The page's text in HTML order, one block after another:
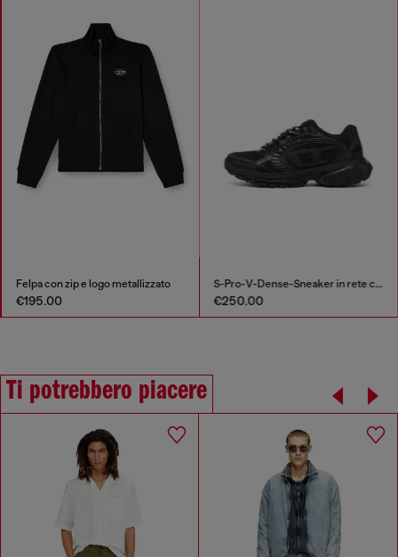
Felpa con zip e logo metallizzato
€195.00
S-Pro-V-Dense-Sneaker in rete con logo Oval D
€250.00
Ti potrebbero piacere